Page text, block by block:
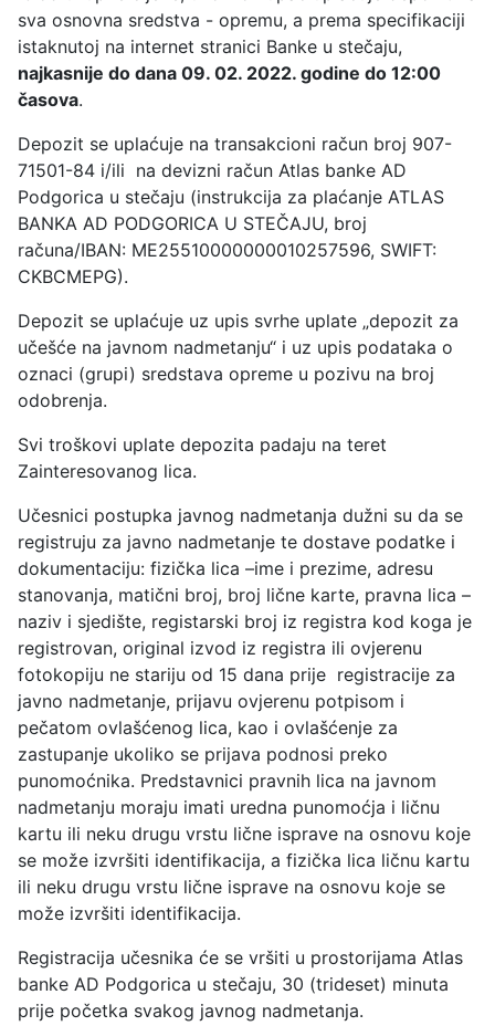
sva osnovna sredstva - opremu, a prema specifikaciji
istaknutoj na internet stranici Banke u stečaju,
najkasnije do dana 09. 02. 2022. godine do 12:00
časova.
Depozit se uplaćuje na transakcioni račun broj 907-
71501-84 i/ili na devizni račun Atlas banke AD
Podgorica u stečaju (instrukcija za plaćanje ATLAS
BANKA AD PODGORICA U STEČAJU, broj
računa/IBAN: ME25510000000010257596, SWIFT:
CKBCMEPG).
Depozit se uplaćuje uz upis svrhe uplate „depozit za
učešće na javnom nadmetanju“ i uz upis podataka o
oznaci (grupi) sredstava opreme u pozivu na broj
odobrenja.
Svi troškovi uplate depozita padaju na teret
Zainteresovanog lica.
Učesnici postupka javnog nadmetanja dužni su da se
registruju za javno nadmetanje te dostave podatke i
dokumentaciju: fizička lica –ime i prezime, adresu
stanovanja, matični broj, broj lične karte, pravna lica –
naziv i sjedište, registarski broj iz registra kod koga je
registrovan, original izvod iz registra ili ovjerenu
fotokopiju ne stariju od 15 dana prije registracije za
javno nadmetanje, prijavu ovjerenu potpisom i
pečatom ovlašćenog lica, kao i ovlašćenje za
zastupanje ukoliko se prijava podnosi preko
punomoćnika. Predstavnici pravnih lica na javnom
nadmetanju moraju imati uredna punomoćja i ličnu
kartu ili neku drugu vrstu lične isprave na osnovu koje
se može izvršiti identifikacija, a fizička lica ličnu kartu
ili neku drugu vrstu lične isprave na osnovu koje se
može izvršiti identifikacija.
Registracija učesnika će se vršiti u prostorijama Atlas
banke AD Podgorica u stečaju, 30 (trideset) minuta
prije početka svakog javnog nadmetanja.